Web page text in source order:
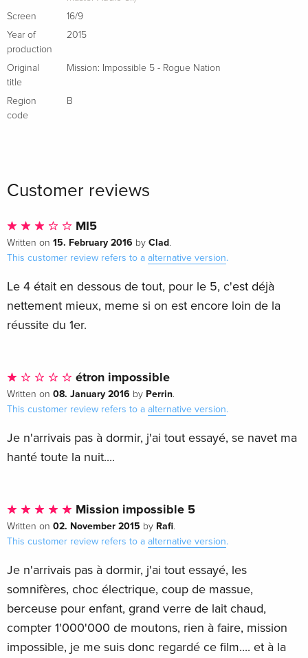
New Edition
Italian
4K Ultra HD + Blu-ray
Italian
Screen
16/9
Year of
production
2015
Original
title
Mission: Impossible 5 - Rogue Nation
Region
code
B
Customer reviews
MI5
Written on 15. February 2016 by Clad.
This customer review refers to a alternative version.
Le 4 était en dessous de tout, pour le 5, c'est déjà
nettement mieux, meme si on est encore loin de la
réussite du 1er.
étron impossible
Written on 08. January 2016 by Perrin.
This customer review refers to a alternative version.
Je n'arrivais pas à dormir, j'ai tout essayé, se navet ma
hanté toute la nuit....
Mission impossible 5
Written on 02. November 2015 by Rafi.
This customer review refers to a alternative version.
Je n'arrivais pas à dormir, j'ai tout essayé, les
somnifères, choc électrique, coup de massue,
berceuse pour enfant, grand verre de lait chaud,
compter 1'000'000 de moutons, rien à faire, mission
impossible, je me suis donc regardé ce film.... et à la